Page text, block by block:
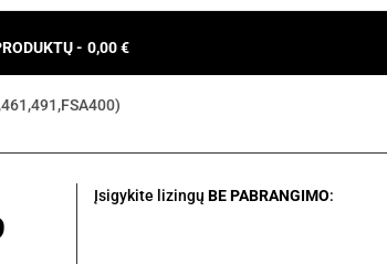
0,00 €
Įsigykite lizingų BE PABRANGIMO: